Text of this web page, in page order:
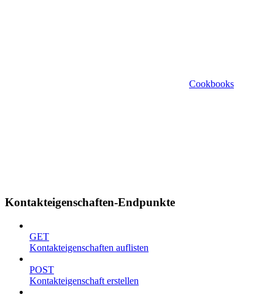
Cookbooks
Kontakteigenschaften-Endpunkte
GET
Kontakteigenschaften auflisten
POST
Kontakteigenschaft erstellen